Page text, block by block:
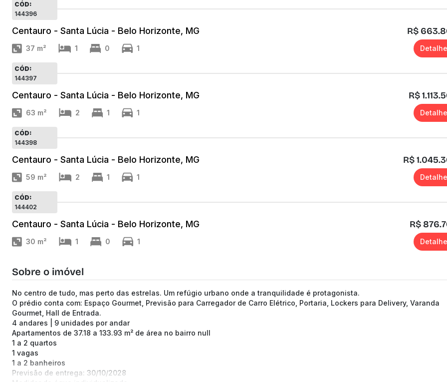
CÓD:
144396
Centauro - Santa Lúcia - Belo Horizonte, MG R$
37 m² 1 0 1
CÓD:
144397
Centauro - Santa Lúcia - Belo Horizonte, MG R$
63 m² 2 1 1
CÓD:
144398
Centauro - Santa Lúcia - Belo Horizonte, MG R$
59 m² 2 1 1
CÓD:
144402
Centauro - Santa Lúcia - Belo Horizonte, MG R$
30 m² 1 0 1
Sobre o imóvel
No centro de tudo, mas perto das estrelas. Um refúgio urbano onde a tranquilidade é protagonista.
O prédio conta com: Espaço Gourmet, Previsão para Carregador de Carro Elétrico, Portaria, Lockers para Delivery, Varanda
Gourmet, Hall de Entrada.
4 andares | 9 unidades por andar
Apartamentos de 37.18 a 133.93 m² de área no bairro null
1 a 2 quartos
1 vagas
1 a 2 banheiros
Previsão de entrega: 30/10/2028